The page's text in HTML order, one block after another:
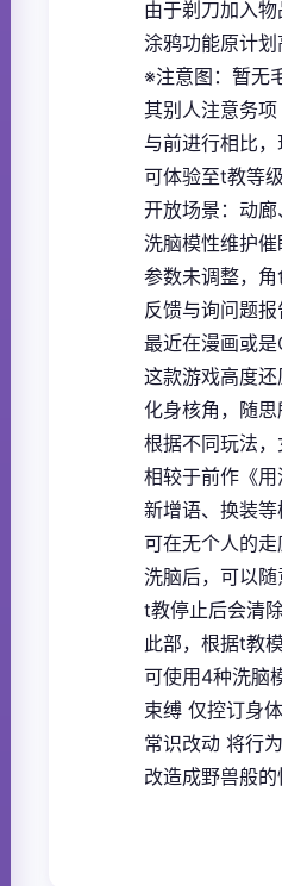
由于剃刀加入
涂鸦功能原计
※注意图 ：暂无
其别人注意务项
与前进行相比
可体验至t教等
开放场景：动
洗脑模性维护
参数未调整，
反馈与询问题
最近在漫画或
这款游戏高度
化身核角，随思
根据不同玩法
相较于前作《用
新增语、换装
可在无个人的走
洗脑后，可以
t教停止后会清
此部，根据t教
可使用4种洗脑
束缚 仅控订身
常识改动 将行
改造成野兽般